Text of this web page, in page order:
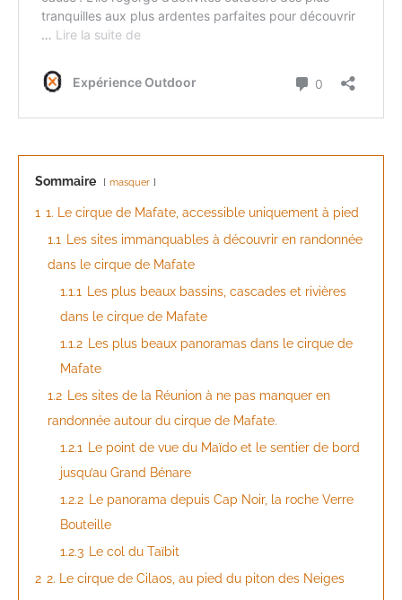
Sommaire masquer
1 1. Le cirque de Mafate, accessible uniquement à pied
1.1 Les sites immanquables à découvrir en randonnée
dans le cirque de Mafate
1.1.1 Les plus beaux bassins, cascades et rivières
dans le cirque de Mafate
1.1.2 Les plus beaux panoramas dans le cirque de
Mafate
1.2 Les sites de la Réunion à ne pas manquer en
randonnée autour du cirque de Mafate.
1.2.1 Le point de vue du Maïdo et le sentier de bord
jusqu’au Grand Bénare
1.2.2 Le panorama depuis Cap Noir, la roche Verre
Bouteille
1.2.3 Le col du Taïbit
2 2. Le cirque de Cilaos, au pied du piton des Neiges